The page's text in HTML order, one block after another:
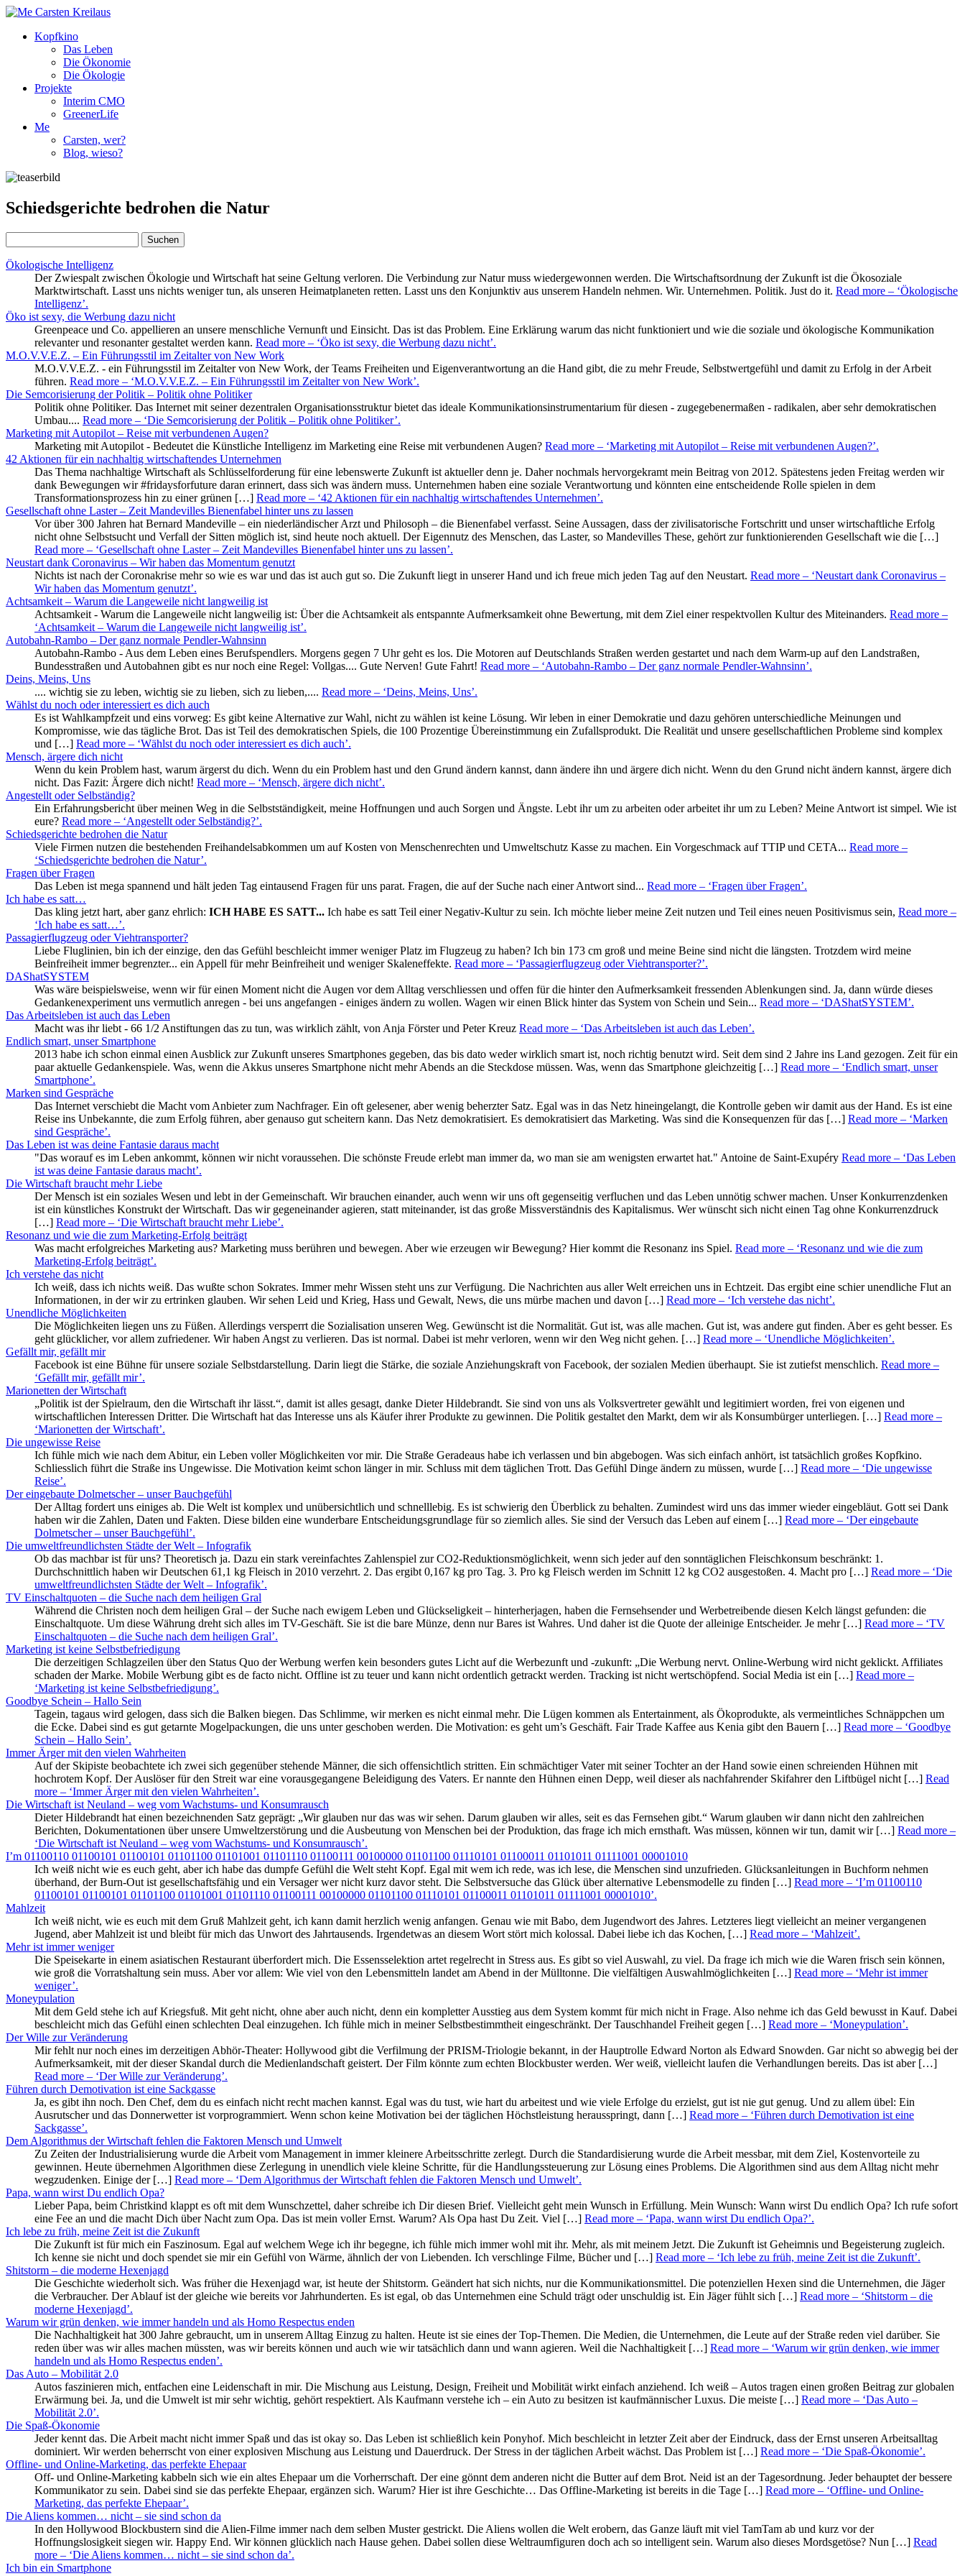
Kopfkino
Das Leben
Die Ökonomie
Die Ökologie
Projekte
Interim CMO
GreenerLife
Me
Carsten, wer?
Blog, wieso?
Schiedsgerichte bedrohen die Natur
nach:
Ökologische Intelligenz
Der Zwiespalt zwischen Ökologie und Wirtschaft hat seine Geltung verloren. Die Verbindung zur Natur muss wiedergewonnen werden. Die Wirtschaftsordnung der Zukunft ist die Ökosoziale
Marktwirtschaft. Lasst uns nichts weniger tun, als unseren Heimatplaneten retten. Lasst uns den Konjunktiv aus unserem Handeln nehmen. Wir. Unternehmen. Politik. Just do it. Read more – ‘Ökologische
Intelligenz’.
Öko ist sexy, die Werbung dazu nicht
Greenpeace und Co. appellieren an unsere menschliche Vernunft und Einsicht. Das ist das Problem. Eine Erklärung warum das nicht funktioniert und wie die soziale und ökologische Kommunikation
relevanter und resonanter gestaltet werden kann. Read more – ‘Öko ist sexy, die Werbung dazu nicht’.
M.O.V.V.E.Z. – Ein Führungsstil im Zeitalter von New Work
M.O.V.V.E.Z. - ein Führungsstil im Zeitalter von New Work, der Teams Freiheiten und Eigenverantwortung an die Hand gibt, die zu mehr Freude, Selbstwertgefühl und damit zu Erfolg in der Arbeit
führen. Read more – ‘M.O.V.V.E.Z. – Ein Führungsstil im Zeitalter von New Work’.
Die Semcorisierung der Politik – Politik ohne Politiker
Politik ohne Politiker. Das Internet mit seiner dezentralen Organisationsstruktur bietet das ideale Kommunikationsinstrumentarium für diesen - zugegebenermaßen - radikalen, aber sehr demokratischen
Umbau.... Read more – ‘Die Semcorisierung der Politik – Politik ohne Politiker’.
Marketing mit Autopilot – Reise mit verbundenen Augen?
Marketing mit Autopilot - Bedeutet die Künstliche Intelligenz im Marketing eine Reise mit verbundenen Augen? Read more – ‘Marketing mit Autopilot – Reise mit verbundenen Augen?’.
42 Aktionen für ein nachhaltig wirtschaftendes Unternehmen
Das Thema nachhaltige Wirtschaft als Schlüsselforderung für eine lebenswerte Zukunft ist aktueller denn je. Daher nochmals hervorgekramt mein Beitrag von 2012. Spätestens jeden Freitag werden wir
dank Bewegungen wir #fridaysforfuture daran erinnert, dass sich was ändern muss. Unternehmen haben eine soziale Verantwortung und könnten eine entscheidende Rolle spielen in dem
Transformationsprozess hin zu einer grünen […] Read more – ‘42 Aktionen für ein nachhaltig wirtschaftendes Unternehmen’.
Gesellschaft ohne Laster – Zeit Mandevilles Bienenfabel hinter uns zu lassen
Vor über 300 Jahren hat Bernard Mandeville – ein niederländischer Arzt und Philosoph – die Bienenfabel verfasst. Seine Aussagen, dass der zivilisatorische Fortschritt und unser wirtschaftliche Erfolg
nicht ohne Selbstsucht und Verfall der Sitten möglich ist, sind heute noch aktuell. Der Eigennutz des Menschen, das Laster, so Mandevilles These, gehört zur funktionierenden Gesellschaft wie die […]
Read more – ‘Gesellschaft ohne Laster – Zeit Mandevilles Bienenfabel hinter uns zu lassen’.
Neustart dank Coronavirus – Wir haben das Momentum genutzt
Nichts ist nach der Coronakrise mehr so wie es war und das ist auch gut so. Die Zukunft liegt in unserer Hand und ich freue mich jeden Tag auf den Neustart. Read more – ‘Neustart dank Coronavirus –
Wir haben das Momentum genutzt’.
Achtsamkeit – Warum die Langeweile nicht langweilig ist
Achtsamkeit - Warum die Langeweile nicht langweilig ist: Über die Achtsamkeit als entspannte Aufmerksamkeit ohne Bewertung, mit dem Ziel einer respektvollen Kultur des Miteinanders. Read more –
‘Achtsamkeit – Warum die Langeweile nicht langweilig ist’.
Autobahn-Rambo – Der ganz normale Pendler-Wahnsinn
Autobahn-Rambo - Aus dem Leben eines Berufspendlers. Morgens gegen 7 Uhr geht es los. Die Motoren auf Deutschlands Straßen werden gestartet und nach dem Warm-up auf den Landstraßen,
Bundesstraßen und Autobahnen gibt es nur noch eine Regel: Vollgas.... Gute Nerven! Gute Fahrt! Read more – ‘Autobahn-Rambo – Der ganz normale Pendler-Wahnsinn’.
Deins, Meins, Uns
.... wichtig sie zu leben, wichtig sie zu lieben, sich zu lieben,.... Read more – ‘Deins, Meins, Uns’.
Wählst du noch oder interessiert es dich auch
Es ist Wahlkampfzeit und eins vorweg: Es gibt keine Alternative zur Wahl, nicht zu wählen ist keine Lösung. Wir leben in einer Demokratie und dazu gehören unterschiedliche Meinungen und
Kompromisse, wie das tägliche Brot. Das ist Teil des demokratischen Spiels, die 100 Prozentige Übereinstimmung ein Zufallsprodukt. Die Realität und unsere gesellschaftlichen Probleme sind komplex
und […] Read more – ‘Wählst du noch oder interessiert es dich auch’.
Mensch, ärgere dich nicht
Wenn du kein Problem hast, warum ärgerst du dich. Wenn du ein Problem hast und den Grund ändern kannst, dann ändere ihn und ärgere dich nicht. Wenn du den Grund nicht ändern kannst, ärgere dich
nicht. Das Fazit: Ärgere dich nicht! Read more – ‘Mensch, ärgere dich nicht’.
Angestellt oder Selbständig?
Ein Erfahrungsbericht über meinen Weg in die Selbstständigkeit, meine Hoffnungen und auch Sorgen und Ängste. Lebt ihr um zu arbeiten oder arbeitet ihr um zu Leben? Meine Antwort ist simpel. Wie ist
eure? Read more – ‘Angestellt oder Selbständig?’.
Schiedsgerichte bedrohen die Natur
Viele Firmen nutzen die bestehenden Freihandelsabkommen um auf Kosten von Menschenrechten und Umweltschutz Kasse zu machen. Ein Vorgeschmack auf TTIP und CETA... Read more –
‘Schiedsgerichte bedrohen die Natur’.
Fragen über Fragen
Das Leben ist mega spannend und hält jeden Tag eintausend Fragen für uns parat. Fragen, die auf der Suche nach einer Antwort sind... Read more – ‘Fragen über Fragen’.
Ich habe es satt…
Das kling jetzt hart, aber ganz ehrlich: ICH HABE ES SATT... Ich habe es satt Teil einer Negativ-Kultur zu sein. Ich möchte lieber meine Zeit nutzen und Teil eines neuen Positivismus sein, Read more –
‘Ich habe es satt…’.
Passagierflugzeug oder Viehtransporter?
Liebe Fluglinien, bin ich der einzige, den das Gefühl beschleicht immer weniger Platz im Flugzeug zu haben? Ich bin 173 cm groß und meine Beine sind nicht die längsten. Trotzdem wird meine
Beinfreiheit immer begrenzter... ein Appell für mehr Beinfreiheit und weniger Skaleneffekte. Read more – ‘Passagierflugzeug oder Viehtransporter?’.
DAShatSYSTEM
Was wäre beispielsweise, wenn wir für einen Moment nicht die Augen vor dem Alltag verschliessen und offen für die hinter den Aufmerksamkeit fressenden Ablenkungen sind. Ja, dann würde dieses
Gedankenexperiment uns vermutlich anregen - bei uns angefangen - einiges ändern zu wollen. Wagen wir einen Blick hinter das System von Schein und Sein... Read more – ‘DAShatSYSTEM’.
Das Arbeitsleben ist auch das Leben
Macht was ihr liebt - 66 1/2 Anstiftungen das zu tun, was wirklich zählt, von Anja Förster und Peter Kreuz Read more – ‘Das Arbeitsleben ist auch das Leben’.
Endlich smart, unser Smartphone
2013 habe ich schon einmal einen Ausblick zur Zukunft unseres Smartphones gegeben, das bis dato weder wirklich smart ist, noch richtig benutzt wird. Seit dem sind 2 Jahre ins Land gezogen. Zeit für ein
paar aktuelle Gedankenspiele. Was, wenn die Akkus unseres Smartphone nicht mehr Abends an die Steckdose müssen. Was, wenn das Smartphone gleichzeitig […] Read more – ‘Endlich smart, unser
Smartphone’.
Marken sind Gespräche
Das Internet verschiebt die Macht vom Anbieter zum Nachfrager. Ein oft gelesener, aber wenig beherzter Satz. Egal was in das Netz hineingelangt, die Kontrolle geben wir damit aus der Hand. Es ist eine
Reise ins Unbekannte, die zum Erfolg führen, aber genauso gut scheitern kann. Das Netz demokratisiert. Es demokratisiert das Marketing. Was sind die Konsequenzen für das […] Read more – ‘Marken
sind Gespräche’.
Das Leben ist was deine Fantasie daraus macht
"Das worauf es im Leben ankommt, können wir nicht voraussehen. Die schönste Freude erlebt man immer da, wo man sie am wenigsten erwartet hat." Antoine de Saint-Exupéry Read more – ‘Das Leben
ist was deine Fantasie daraus macht’.
Die Wirtschaft braucht mehr Liebe
Der Mensch ist ein soziales Wesen und lebt in der Gemeinschaft. Wir brauchen einander, auch wenn wir uns oft gegenseitig verfluchen und das Leben unnötig schwer machen. Unser Konkurrenzdenken
ist ein künstliches Konstrukt der Wirtschaft. Das wir gegeneinander agieren, statt miteinander, ist das große Missverständnis des Kapitalismus. Wer wünscht sich nicht einen Tag ohne Konkurrenzdruck
[…] Read more – ‘Die Wirtschaft braucht mehr Liebe’.
Resonanz und wie die zum Marketing-Erfolg beiträgt
Was macht erfolgreiches Marketing aus? Marketing muss berühren und bewegen. Aber wie erzeugen wir Bewegung? Hier kommt die Resonanz ins Spiel. Read more – ‘Resonanz und wie die zum
Marketing-Erfolg beiträgt’.
Ich verstehe das nicht
Ich weiß, dass ich nichts weiß. Das wußte schon Sokrates. Immer mehr Wissen steht uns zur Verfügung. Die Nachrichten aus aller Welt erreichen uns in Echtzeit. Das ergibt eine schier unendliche Flut an
Informationen, in der wir zu ertrinken glauben. Wir sehen Leid und Krieg, Hass und Gewalt, News, die uns mürbe machen und davon […] Read more – ‘Ich verstehe das nicht’.
Unendliche Möglichkeiten
Die Möglichkeiten liegen uns zu Füßen. Allerdings versperrt die Sozialisation unseren Weg. Gewünscht ist die Normalität. Gut ist, was alle machen. Gut ist, was andere gut finden. Aber es geht besser. Es
geht glücklicher, vor allem zufriedener. Wir haben Angst zu verlieren. Das ist normal. Dabei ist mehr verloren, wenn wir den Weg nicht gehen. […] Read more – ‘Unendliche Möglichkeiten’.
Gefällt mir, gefällt mir
Facebook ist eine Bühne für unsere soziale Selbstdarstellung. Darin liegt die Stärke, die soziale Anziehungskraft von Facebook, der sozialen Medien überhaupt. Sie ist zutiefst menschlich. Read more –
‘Gefällt mir, gefällt mir’.
Marionetten der Wirtschaft
„Politik ist der Spielraum, den die Wirtschaft ihr lässt.“, damit ist alles gesagt, danke Dieter Hildebrandt. Sie sind von uns als Volksvertreter gewählt und legitimiert worden, frei von eigenen und
wirtschaftlichen Interessen Dritter. Die Wirtschaft hat das Interesse uns als Käufer ihrer Produkte zu gewinnen. Die Politik gestaltet den Markt, dem wir als Konsumbürger unterliegen. […] Read more –
‘Marionetten der Wirtschaft’.
Die ungewisse Reise
Ich fühle mich wie nach dem Abitur, ein Leben voller Möglichkeiten vor mir. Die Straße Geradeaus habe ich verlassen und bin abgebogen. Was sich einfach anhört, ist tatsächlich großes Kopfkino.
Schliesslich führt die Straße ins Ungewisse. Die Motivation keimt schon länger in mir. Schluss mit dem täglichen Trott. Das Gefühl Dinge ändern zu müssen, wurde […] Read more – ‘Die ungewisse
Reise’.
Der eingebaute Dolmetscher – unser Bauchgefühl
Der Alltag fordert uns einiges ab. Die Welt ist komplex und unübersichtlich und schnelllebig. Es ist schwierig den Überblick zu behalten. Zumindest wird uns das immer wieder eingebläut. Gott sei Dank
haben wir die Zahlen, Daten und Fakten. Diese bilden eine wunderbare Entscheidungsgrundlage für so ziemlich alles. Sie sind der Versuch das Leben auf einem […] Read more – ‘Der eingebaute
Dolmetscher – unser Bauchgefühl’.
Die umweltfreundlichsten Städte der Welt – Infografik
Ob das machbar ist für uns? Theoretisch ja. Dazu ein stark vereinfachtes Zahlenspiel zur CO2-Reduktionsmöglichkeit, wenn sich jeder auf den sonntäglichen Fleischkonsum beschränkt: 1.
Durchschnittlich haben wir Deutschen 61,1 kg Fleisch in 2010 verzehrt. 2. Das ergibt 0,167 kg pro Tag. 3. Pro kg Fleisch werden im Schnitt 12 kg CO2 ausgestoßen. 4. Macht pro […] Read more – ‘Die
umweltfreundlichsten Städte der Welt – Infografik’.
TV Einschaltquoten – die Suche nach dem heiligen Gral
Während die Christen noch dem heiligen Gral – der Suche nach ewigem Leben und Glückseligkeit – hinterherjagen, haben die Fernsehsender und Werbetreibende diesen Kelch längst gefunden: die
Einschaltquote. Um diese Währung dreht sich alles im TV-Geschäft. Sie ist die bare Münze, denn nur Bares ist Wahres. Und daher ist die Quote der alleinige Entscheider. Je mehr […] Read more – ‘TV
Einschaltquoten – die Suche nach dem heiligen Gral’.
Marketing ist keine Selbstbefriedigung
Die derzeitigen Schlagzeilen über den Status Quo der Werbung werfen kein besonders gutes Licht auf die Werbezunft und -zukunft: „Die Werbung nervt. Online-Werbung wird nicht geklickt. Affiliates
schaden der Marke. Mobile Werbung gibt es de facto nicht. Offline ist zu teuer und kann nicht ordentlich getrackt werden. Tracking ist nicht wertschöpfend. Social Media ist ein […] Read more –
‘Marketing ist keine Selbstbefriedigung’.
Goodbye Schein – Hallo Sein
Tagein, tagaus wird gelogen, dass sich die Balken biegen. Das Schlimme, wir merken es nicht einmal mehr. Die Lügen kommen als Entertainment, als Ökoprodukte, als vermeintliches Schnäppchen um
die Ecke. Dabei sind es gut getarnte Mogelpackungen, die uns unter geschoben werden. Die Motivation: es geht um’s Geschäft. Fair Trade Kaffee aus Kenia gibt den Bauern […] Read more – ‘Goodbye
Schein – Hallo Sein’.
Immer Ärger mit den vielen Wahrheiten
Auf der Skipiste beobachtete ich zwei sich gegenüber stehende Männer, die sich offensichtlich stritten. Ein schmächtiger Vater mit seiner Tochter an der Hand sowie einen schreienden Hühnen mit
hochrotem Kopf. Der Auslöser für den Streit war eine vorausgegangene Beleidigung des Vaters. Er nannte den Hühnen einen Depp, weil dieser als nachfahrender Skifahrer den Liftbügel nicht […] Read
more – ‘Immer Ärger mit den vielen Wahrheiten’.
Die Wirtschaft ist Neuland – weg vom Wachstums- und Konsumrausch
Dieter Hildebrandt hat einen bezeichnenden Satz geprägt: „Wir glauben nur das was wir sehen. Darum glauben wir alles, seit es das Fernsehen gibt.“ Warum glauben wir dann nicht den zahlreichen
Berichten, Dokumentationen über unsere Umweltzerstörung und die Ausbeutung von Menschen bei der Produktion, das frage ich mich ernsthaft. Was müssen, können wir tun, damit wir […] Read more –
‘Die Wirtschaft ist Neuland – weg vom Wachstums- und Konsumrausch’.
I’m 01100110 01100101 01100101 01101100 01101001 01101110 01100111 00100000 01101100 01110101 01100011 01101011 01111001 00001010
Ich weiß nicht wie es euch geht, aber ich habe das dumpfe Gefühl die Welt steht Kopf. Egal mit wem ich rede, was ich lese, die Menschen sind unzufrieden. Glücksanleitungen in Buchform nehmen
überhand, der Burn-Out ist gesellschaftsfähig und ein Versager wer nicht kurz davor steht. Die Selbstversuche das Glück über alternative Lebensmodelle zu finden […] Read more – ‘I’m 01100110
01100101 01100101 01101100 01101001 01101110 01100111 00100000 01101100 01110101 01100011 01101011 01111001 00001010’.
Mahlzeit
Ich weiß nicht, wie es euch mit dem Gruß Mahlzeit geht, ich kann damit herzlich wenig anfangen. Genau wie mit Babo, dem Jugendwort des Jahres. Letzteres liegt vielleicht an meiner vergangenen
Jugend, aber Mahlzeit ist und bleibt für mich das Unwort des Jahrtausends. Irgendetwas an diesem Wort stört mich kolossal. Dabei liebe ich das Kochen, […] Read more – ‘Mahlzeit’.
Mehr ist immer weniger
Die Speisekarte in einem asiatischen Restaurant überfordert mich. Die Essensselektion artet regelrecht in Stress aus. Es gibt so viel Auswahl, zu viel. Da frage ich mich wie die Waren frisch sein können,
wie groß die Vorratshaltung sein muss. Aber vor allem: Wie viel von den Lebensmitteln landet am Abend in der Mülltonne. Die vielfältigen Auswahlmöglichkeiten […] Read more – ‘Mehr ist immer
weniger’.
Moneypulation
Mit dem Geld stehe ich auf Kriegsfuß. Mit geht nicht, ohne aber auch nicht, denn ein kompletter Ausstieg aus dem System kommt für mich nicht in Frage. Also nehme ich das Geld bewusst in Kauf. Dabei
beschleicht mich das Gefühl einen schlechten Deal einzugehen. Ich fühle mich in meiner Selbstbestimmtheit eingeschränkt. Der Tauschhandel Freiheit gegen […] Read more – ‘Moneypulation’.
Der Wille zur Veränderung
Mir fehlt nur noch eines im derzeitigen Abhör-Theater: Hollywood gibt die Verfilmung der PRISM-Triologie bekannt, in der Hauptrolle Edward Norton als Edward Snowden. Gar nicht so abwegig bei der
Aufmerksamkeit, mit der dieser Skandal durch die Medienlandschaft geistert. Der Film könnte zum echten Blockbuster werden. Wer weiß, vielleicht laufen die Verhandlungen bereits. Das ist aber […]
Read more – ‘Der Wille zur Veränderung’.
Führen durch Demotivation ist eine Sackgasse
Ja, es gibt ihn noch. Den Chef, dem du es einfach nicht recht machen kannst. Egal was du tust, wie hart du arbeitest und wie viele Erfolge du erzielst, gut ist nie gut genug. Und zu allem übel: Ein
Ausrutscher und das Donnerwetter ist vorprogrammiert. Wenn schon keine Motivation bei der täglichen Höchstleistung herausspringt, dann […] Read more – ‘Führen durch Demotivation ist eine
Sackgasse’.
Dem Algorithmus der Wirtschaft fehlen die Faktoren Mensch und Umwelt
Zu Zeiten der Industrialisierung wurde die Arbeit vom Management in immer kleinere Arbeitsschritte zerlegt. Durch die Standardisierung wurde die Arbeit messbar, mit dem Ziel, Kostenvorteile zu
gewinnen. Heute übernehmen Algorithmen diese Zerlegung in unendlich viele kleine Schritte, für die Handlungssteuerung zur Lösung eines Problems. Die Algorithmen sind aus dem Alltag nicht mehr
wegzudenken. Einige der […] Read more – ‘Dem Algorithmus der Wirtschaft fehlen die Faktoren Mensch und Umwelt’.
Papa, wann wirst Du endlich Opa?
Lieber Papa, beim Christkind klappt es oft mit dem Wunschzettel, daher schreibe ich Dir diesen Brief. Vielleicht geht mein Wunsch in Erfüllung. Mein Wunsch: Wann wirst Du endlich Opa? Ich rufe sofort
eine Fee an und die macht Dich über Nacht zum Opa. Das ist mein voller Ernst. Warum? Als Opa hast Du Zeit. Viel […] Read more – ‘Papa, wann wirst Du endlich Opa?’.
Ich lebe zu früh, meine Zeit ist die Zukunft
Die Zukunft ist für mich ein Faszinosum. Egal auf welchem Wege ich ihr begegne, ich fühle mich immer wohl mit ihr. Mehr, als mit meinem Jetzt. Die Zukunft ist Geheimnis und Begeisterung zugleich.
Ich kenne sie nicht und doch spendet sie mir ein Gefühl von Wärme, ähnlich der von Liebenden. Ich verschlinge Filme, Bücher und […] Read more – ‘Ich lebe zu früh, meine Zeit ist die Zukunft’.
Shitstorm – die moderne Hexenjagd
Die Geschichte wiederholt sich. Was früher die Hexenjagd war, ist heute der Shitstorm. Geändert hat sich nichts, nur die Kommunikationsmittel. Die potenziellen Hexen sind die Unternehmen, die Jäger
die Verbraucher. Der Ablauf ist der gleiche wie bereits vor Jahrhunderten. Es ist egal, ob das Unternehmen eine Schuld trägt oder unschuldig ist. Ein Jäger fühlt sich […] Read more – ‘Shitstorm – die
moderne Hexenjagd’.
Warum wir grün denken, wie immer handeln und als Homo Respectus enden
Die Nachhaltigkeit hat 300 Jahre gebraucht, um in unserem Alltag Einzug zu halten. Heute ist sie eines der Top-Themen. Die Medien, die Unternehmen, die Leute auf der Straße reden viel darüber. Sie
reden über was wir alles machen müssten, was wir bereits können und auch wie wir tatsächlich dann und wann agieren. Weil die Nachhaltigkeit […] Read more – ‘Warum wir grün denken, wie immer
handeln und als Homo Respectus enden’.
Das Auto – Mobilität 2.0
Autos faszinieren mich, entfachen eine Leidenschaft in mir. Die Mischung aus Leistung, Design, Freiheit und Mobilität wirkt einfach anziehend. Ich weiß – Autos tragen einen großen Beitrag zur globalen
Erwärmung bei. Ja, und die Umwelt ist mir sehr wichtig, gehört respektiert. Als Kaufmann verstehe ich – ein Auto zu besitzen ist kaufmännischer Luxus. Die meiste […] Read more – ‘Das Auto –
Mobilität 2.0’.
Die Spaß-Ökonomie
Jeder kennt das. Die Arbeit macht nicht immer Spaß und das ist okay so. Das Leben ist schließlich kein Ponyhof. Mich beschleicht in letzter Zeit aber der Eindruck, dass der Ernst unseren Arbeitsalltag
dominiert. Wir werden beherrscht von einer explosiven Mischung aus Leistung und Dauerdruck. Der Stress in der täglichen Arbeit wächst. Das Problem ist […] Read more – ‘Die Spaß-Ökonomie’.
Offline- und Online-Marketing, das perfekte Ehepaar
Off- und Online-Marketing kabbeln sich wie ein altes Ehepaar um die Vorherrschaft. Der eine gönnt dem anderen nicht die Butter auf dem Brot. Neid ist an der Tagesordnung. Jeder behauptet der bessere
Kommunikator zu sein. Dabei sind sie das perfekte Ehepaar, ergänzen sich. Warum? Hier ist ihre Geschichte… Das Offline-Marketing ist bereits in die Tage […] Read more – ‘Offline- und Online-
Marketing, das perfekte Ehepaar’.
Die Aliens kommen… nicht – sie sind schon da
In den Hollywood Blockbustern sind die Alien-Filme immer nach dem selben Muster gestrickt. Die Aliens wollen die Welt erobern, das Ganze läuft mit viel TamTam ab und kurz vor der
Hoffnungslosigkeit siegen wir. Happy End. Wir können glücklich nach Hause gehen. Dabei sollen diese Weltraumfiguren doch ach so intelligent sein. Warum also dieses Mordsgetöse? Nun […] Read
more – ‘Die Aliens kommen… nicht – sie sind schon da’.
Ich bin ein Smartphone